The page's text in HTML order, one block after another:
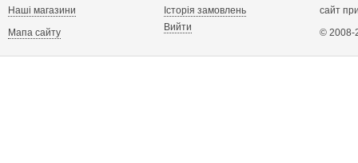
Наші магазини
Мапа сайту
Історія замовлень
Вийти
сайт
© 2008-